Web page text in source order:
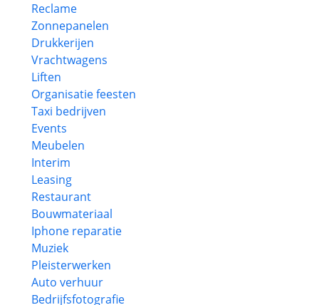
Reclame
Zonnepanelen
Drukkerijen
Vrachtwagens
Liften
Organisatie feesten
Taxi bedrijven
Events
Meubelen
Interim
Leasing
Restaurant
Bouwmateriaal
Iphone reparatie
Muziek
Pleisterwerken
Auto verhuur
Bedrijfsfotografie